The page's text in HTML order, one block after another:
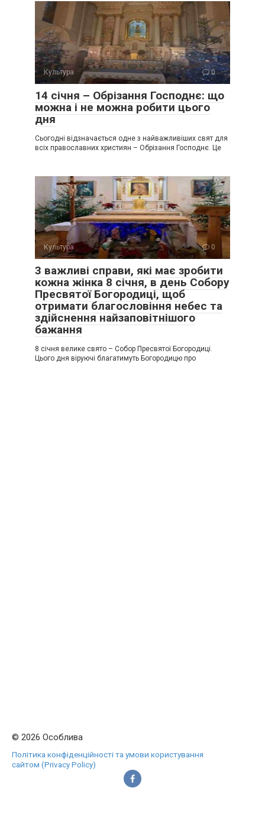
Культура 0
14 січня – Обрізання Господнє: що
можна і не можна робити цього
дня
Сьогодні відзначається одне з найважливіших свят для
всіх православних християн – Обрізання Господнє. Це
Культура 0
3 важливі справи, які має зробити
кожна жінка 8 січня, в день Собору
Пресвятої Богородиці, щоб
отримати благословіння небес та
здійснення найзаповітнішого
бажання
8 січня велике свято – Собор Пресвятої Богородиці.
Цього дня віруючі благатимуть Богородицю про
© 2026 Особлива
Політика конфіденційності та умови користування
сайтом (Privacy Policy)